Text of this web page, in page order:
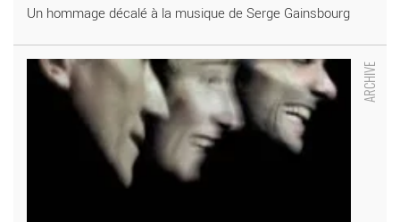
Un hommage décalé à la musique de Serge Gainsbourg
Et aussi / chanson - Critique sortie Jazz / Musiques